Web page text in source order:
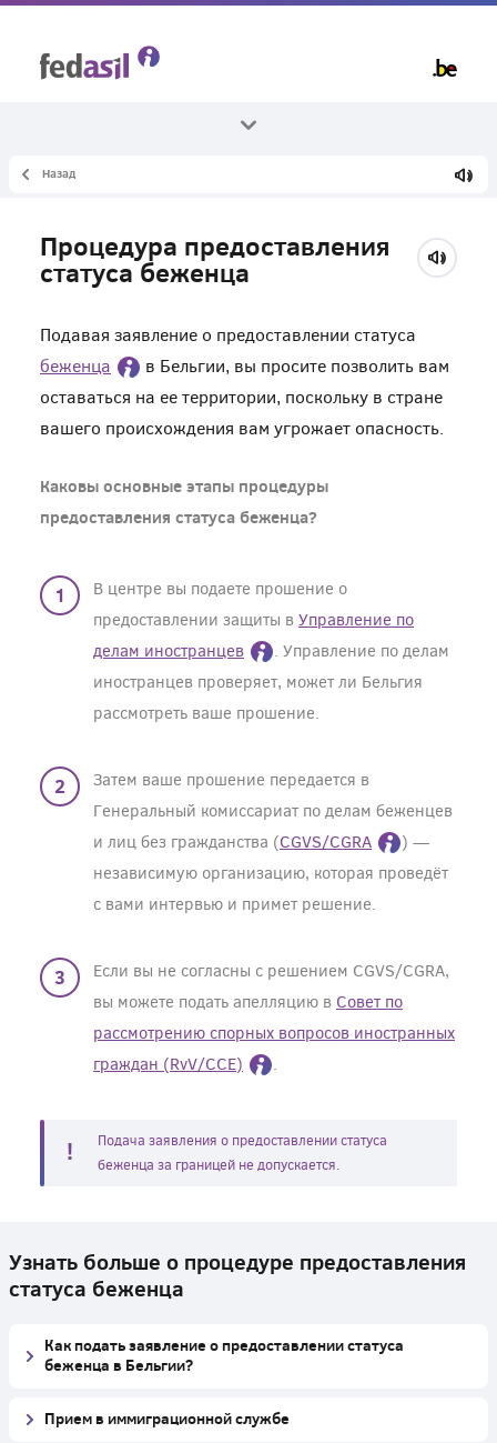
Все темы
Прошение о предоставлении убежища
Назад
Процедура предоставления
статуса беженца
Подавая заявление о предоставлении статуса
беженца
в Бельгии, вы просите позволить вам
оставаться на ее территории, поскольку в стране
вашего происхождения вам угрожает опасность.
Каковы основные этапы процедуры
предоставления статуса беженца?
В центре вы подаете прошение о
предоставлении защиты в Управление по
делам иностранцев
. Управление по делам
иностранцев проверяет, может ли Бельгия
рассмотреть ваше прошение.
Затем ваше прошение передается в
Генеральный комиссариат по делам беженцев
и лиц без гражданства (CGVS/CGRA
) —
независимую организацию, которая проведёт
с вами интервью и примет решение.
Если вы не согласны с решением CGVS/CGRA,
вы можете подать апелляцию в Совет по
рассмотрению спорных вопросов иностранных
граждан (RvV/CCE)
.
Подача заявления о предоставлении статуса
беженца за границей не допускается.
Узнать больше о процедуре предоставления
статуса беженца
Как подать заявление о предоставлении статуса
беженца в Бельгии?
Прием в иммиграционной службе